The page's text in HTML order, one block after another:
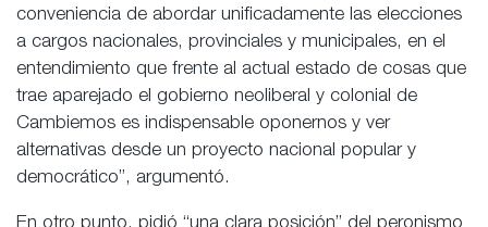
conveniencia de abordar unificadamente las elecciones
a cargos nacionales, provinciales y municipales, en el
entendimiento que frente al actual estado de cosas que
trae aparejado el gobierno neoliberal y colonial de
Cambiemos es indispensable oponernos y ver
alternativas desde un proyecto nacional popular y
democrático”, argumentó.